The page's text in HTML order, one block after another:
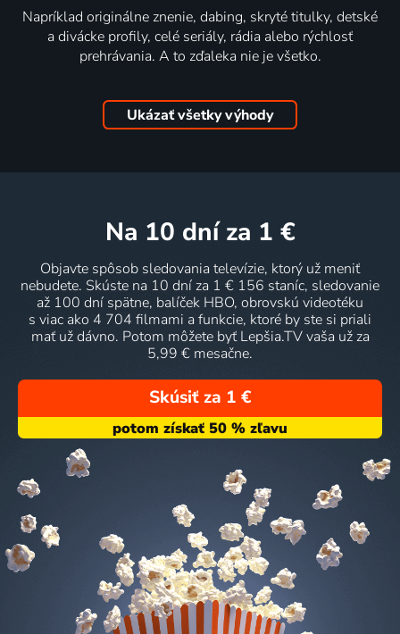
Napríklad originálne znenie, dabing, skryté titulky, detské
a divácke profily, celé seriály, rádia alebo rýchlosť
prehrávania. A to zďaleka nie je všetko.
Ukázať všetky výhody
na 10 dní za 1 €
Objavte spôsob sledovania televízie, ktorý už meniť
nebudete. Skúste na 10 dní za 1 € 156 staníc, sledovanie
až 100 dní spätne, balíček HBO, obrovskú videotéku
s viac ako 4 704 filmami a funkcie, ktoré by ste si priali
mať už dávno. Potom môžete byť Lepšia.TV vaša už za
5,99 € mesačne.
Skúsiť za 1 €